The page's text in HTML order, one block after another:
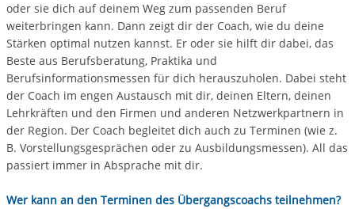
oder sie dich auf deinem Weg zum passenden Beruf
weiterbringen kann. Dann zeigt dir der Coach, wie du deine
Stärken optimal nutzen kannst. Er oder sie hilft dir dabei, das
Beste aus Berufsberatung, Praktika und
Berufsinformationsmessen für dich herauszuholen. Dabei steht
der Coach im engen Austausch mit dir, deinen Eltern, deinen
Lehrkräften und den Firmen und anderen Netzwerkpartnern in
der Region. Der Coach begleitet dich auch zu Terminen (wie z.
B. Vorstellungsgesprächen oder zu Ausbildungsmessen). All das
passiert immer in Absprache mit dir.
Wer kann an den Terminen des Übergangscoachs teilnehmen?